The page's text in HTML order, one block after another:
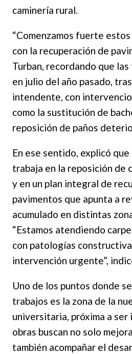
caminería rural.
“Comenzamos fuerte
con la recuperación de
Turban, recordando que
en julio del año pasado,
intendente, con
como la sustitución de
reposición de paños
En ese sentido, explicó
trabaja en la reposición de
y en un plan integral de
pavimentos que apunta a
acumulado en distintas
“Estamos atendiendo
con patologías
intervención urgente”,
Uno de los puntos donde
trabajos es la zona de la
universitaria, próxima a ser
obras buscan no solo
también acompañar el